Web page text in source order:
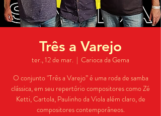
Três a Varejo
ter., 12 de mar.
  |
Carioca da Gema
O conjunto "Três a Varejo” é uma roda de samba
clássica, em seu repertório compositores como Zé
Ketti, Cartola, Paulinho da Viola além claro, de
compositores contemporâneos.